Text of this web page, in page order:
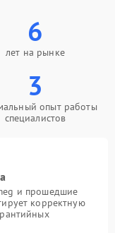
6
лет на рынке
3
опыт работы
специалистов
и прошедшие
корректную